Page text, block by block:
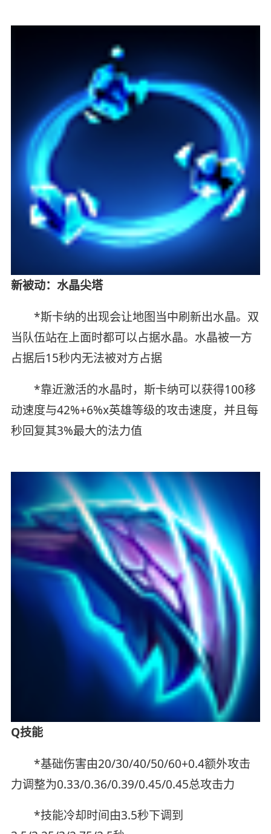
新被动：水晶尖塔
*斯卡纳的出现会让地图当中刷新出水晶。双
当队伍站在上面时都可以占据水晶。水晶被一方
占据后15秒内无法被对方占据
*靠近激活的水晶时，斯卡纳可以获得100移
动速度与42%+6%x英雄等级的攻击速度，并且每
秒回复其3%最大的法力值
Q技能
*基础伤害由20/30/40/50/60+0.4额外攻击
力调整为0.33/0.36/0.39/0.45/0.45总攻击力
*技能冷却时间由3.5秒下调到